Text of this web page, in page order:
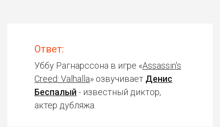
Ответ:
Уббу Рагнарссона в игре «Assassin's
Creed: Valhalla» озвучивает Денис
Беспалый - известный диктор,
актер дубляжа.